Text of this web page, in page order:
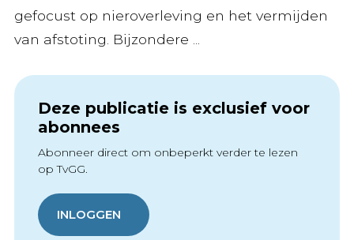
gefocust op nieroverleving en het vermijden
van afstoting. Bijzondere ...
Deze publicatie is exclusief voor
abonnees
Abonneer direct om onbeperkt verder te lezen
op TvGG.
INLOGGEN